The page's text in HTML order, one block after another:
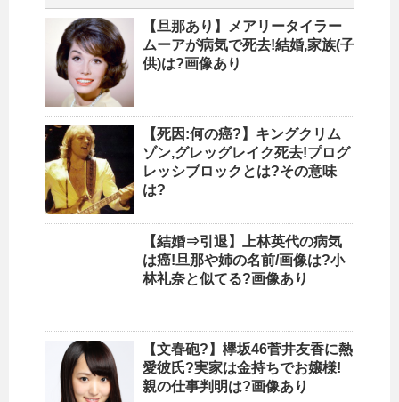
【旦那あり】メアリータイラー
ムーアが病気で死去!結婚,家族(子
供)は?画像あり
【死因:何の癌?】キングクリム
ゾン,グレッグレイク死去!プログ
レッシブロックとは?その意味
は?
【結婚⇒引退】上林英代の病気
は癌!旦那や姉の名前/画像は?小
林礼奈と似てる?画像あり
【文春砲?】欅坂46菅井友香に熱
愛彼氏?実家は金持ちでお嬢様!
親の仕事判明は?画像あり